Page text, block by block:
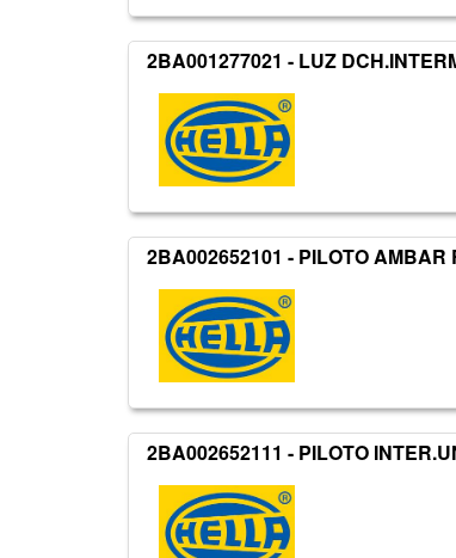
2BA001277021 - LUZ
2BA002652101 - PILOTO AMBAR
2BA002652111 - PILOTO